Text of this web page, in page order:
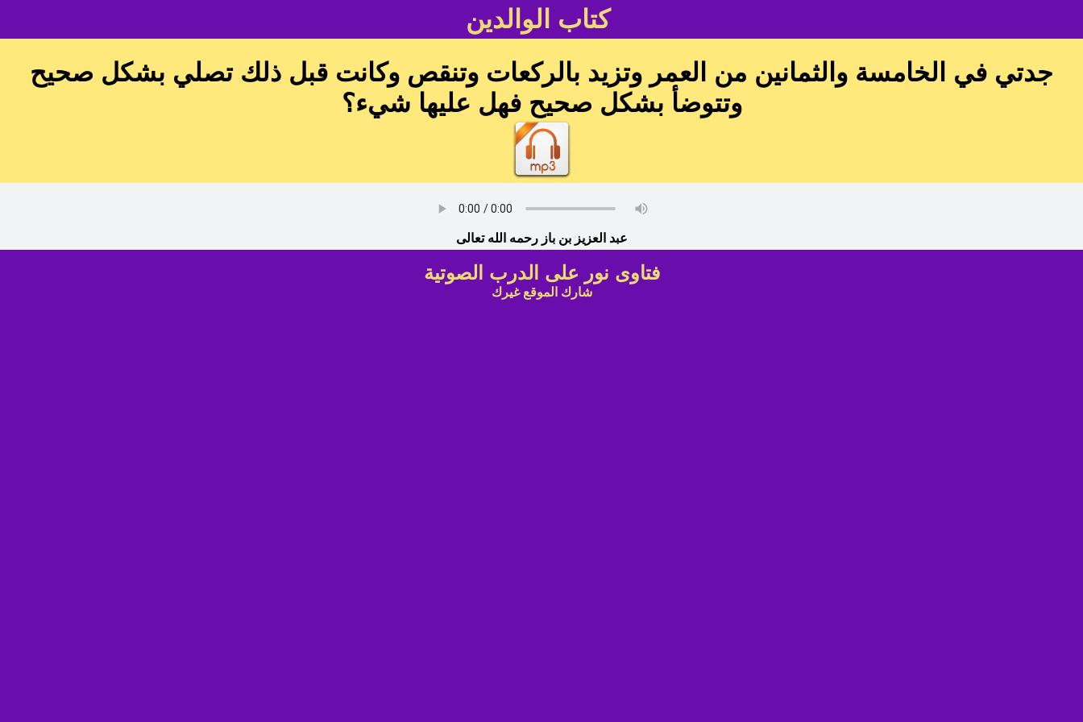
كتاب الوالدين
جدتي في الخامسة والثمانين من العمر وتزيد بالركعات وتنقص وكانت قبل ذلك تصلي بشكل صحيح
وتتوضأ بشكل صحيح فهل عليها شيء؟
عبد العزيز بن باز رحمه الله تعالى
فتاوى نور على الدرب الصوتية
شارك الموقع غيرك